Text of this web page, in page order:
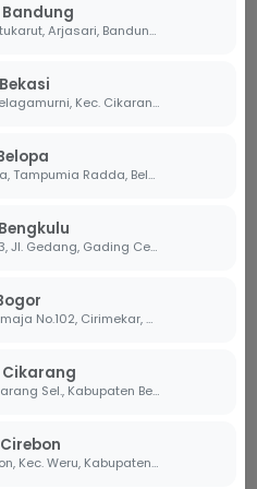
Jl. Raya Banjaran No.631, Batukarut, Arjasari, Bandung, Jawa Barat 40379
Jl. Raya Imam Bonjol No.21, Telagamurni, Kec. Cikarang Barat, Bekasi Jawa Barat 17530.
Jl. Topoka, Tanamanai, Belopa, Tampumia Radda, Belopa, Kabupaten Luwu, Sulawesi Selatan 91994
Jl. Pangeran Natadirja No.103, Jl. Gedang, Gading Cemp., Kota Bengkulu, Bengkulu 38226
Jl. Raya Mayor Oking Jaya Atmaja No.102, Cirimekar, Kec. Cibinong, Kabupaten Bogor, Jawa Barat 16918
Jl. Mahoni 1 No.1, Serang, Cikarang Sel., Kabupaten Bekasi, Jawa Barat 17530
Jl. Fatahillah No.46, Setu Kulon, Kec. Weru, Kabupaten Cirebon, Jawa Barat 45154
Oli samping yang
kerak karbon di ruang
menjaga tarikan mesin
Motor Klasik
bahwa perawatan
pompa oli samping
tidak pernah
dengan teknologi
irit dan efisien, kami
Sobi yang masih